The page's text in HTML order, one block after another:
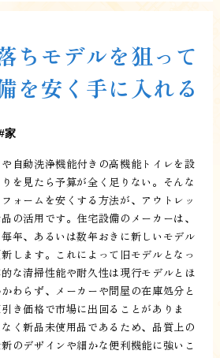
ちモデルを狙って
を安く手に入れる
家
自動洗浄機能付きの高機能トイレを設
を見たら予算が全く足りない。そんな
ォームを安くする方法が、アウトレッ
の活用です。住宅設備のメーカーは、
年、あるいは数年おきに新しいモデル
します。これによって旧モデルとなっ
な清掃性能や耐久性は現行モデルとほ
わらず、メーカーや問屋の在庫処分と
き価格で市場に出回ることがありま
く新品未使用品であるため、品質上の
のデザインや細かな便利機能に強いこ